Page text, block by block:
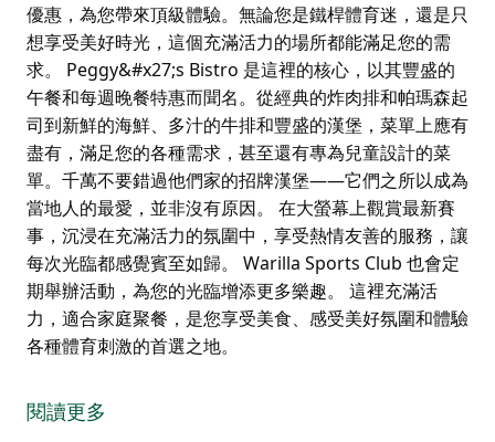
優惠，為您帶來頂級體驗。無論您是鐵桿體育迷，還是只
想享受美好時光，這個充滿活力的場所都能滿足您的需
求。 Peggy&#x27;s Bistro 是這裡的核心，以其豐盛的
午餐和每週晚餐特惠而聞名。從經典的炸肉排和帕瑪森起
司到新鮮的海鮮、多汁的牛排和豐盛的漢堡，菜單上應有
盡有，滿足您的各種需求，甚至還有專為兒童設計的菜
單。千萬不要錯過他們家的招牌漢堡——它們之所以成為
當地人的最愛，並非沒有原因。 在大螢幕上觀賞最新賽
事，沉浸在充滿活力的氛圍中，享受熱情友善的服務，讓
每次光臨都感覺賓至如歸。 Warilla Sports Club 也會定
期舉辦活動，為您的光臨增添更多樂趣。 這裡充滿活
力，適合家庭聚餐，是您享受美食、感受美好氛圍和體驗
各種體育刺激的首選之地。
優惠，為您帶來頂級體驗。無論您是鐵桿體育迷，還是只
想享受美好時光，這個充滿活力的場所都能滿足您的需
閱讀更多